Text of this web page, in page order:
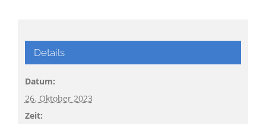
Details
Datum:
26. Oktober 2023
Zeit: